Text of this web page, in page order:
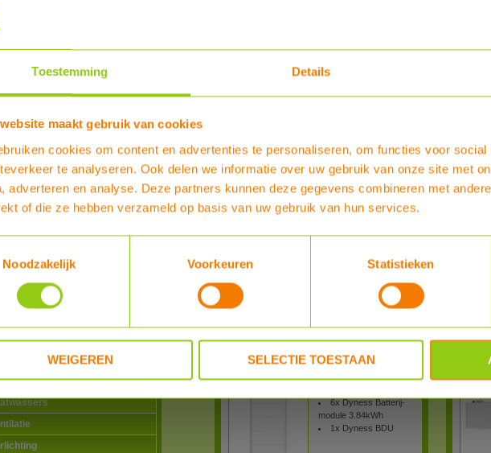
Toestemming Details
website maakt gebruik van cookies
cookies om content en advertenties te personaliseren, om functies voor social
te analyseren. Ook delen we informatie over uw gebruik van onze site met
adverteren en analyse. Deze partners kunnen deze gegevens combineren met
of die ze hebben verzameld op basis van uw gebruik van hun services.
Noodzakelijk
Voorkeuren Statistieken
WEIGEREN SELECTIE TOESTAAN
Thuisbatterij met stekker
Thuisbatterij
Dyness
Tower Pro
Thuisbatterij set met omvormer
Buffervaten en toebehoren
zonder buitenunit
warmte-terugwinning
vervoermiddelen
Dyness Tower Pro HV T7 7.68 kWh
Dyness
Dyness Tower Pro
15.36kWh, bestaande
uit:
4x Dyness Batterij-
module 3.84kWh
1x Dyness BDU
Dyness Tower Pro HV T15 15.36 kWh
Bestel nu :
Dyness Tower Pro HV T23 23.04 kWh
Dyness Tower Pro
23.04kWh, bestaande
6x Dyness Batterij-
module 3.84kWh
1x Dyness BDU
Dyness